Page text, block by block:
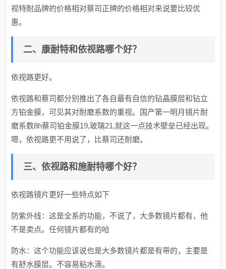
视特耐品牌的价格相对蔡司正牌的价格相对来说要比较优
惠。
二、康耐特和依视路哪个好？
依视路更好。
依视路和蔡司都分别推出了各自最有自信的钻晶膜层和钻立
方铂金膜，可见其对耐磨系数的重视。国产第一明月镜片耐
磨系数8h蔡司铂金膜19,玻璃21,就这一点技术壁垒已经出现。
嗯，依视路更不用说了，比蔡司还耐磨。
三、依视路和施耐特哪个好？
依视路镜片更好一些特点如下
防紫外线：这是全系的功能，不说了，大多数镜片都有，他
不是卖点。任何镜片都有的哈
防水：这个功能应该说也是大多数镜片都是有带的，主要是
有舒水膜层。不容易粘水滴。